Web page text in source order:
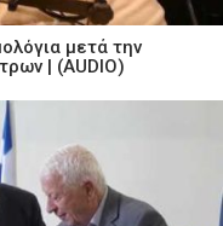
μετά την
| (AUDIO)